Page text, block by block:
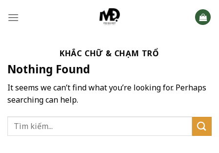
KHẮC CHỮ & CHẠM TRỔ
Nothing Found
It seems we can’t find what you’re looking for. Perhaps
searching can help.